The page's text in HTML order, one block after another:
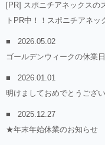
[PR] スポニチアネックスの
トPR中！！スポニチアネッ
2026.05.02
ゴールデンウィークの休業
2026.01.01
明けましておめでとうござ
2025.12.27
★年末年始休業のお知らせ